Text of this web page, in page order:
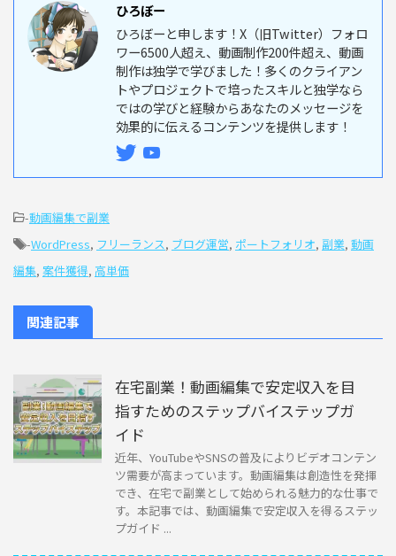
ひろぼー
ひろぼーと申します！X（旧Twitter）フォロ
ワー6500人超え、動画制作200件超え、動画
制作は独学で学びました！多くのクライアン
トやプロジェクトで培ったスキルと独学なら
ではの学びと経験からあなたのメッセージを
効果的に伝えるコンテンツを提供します！
-動画編集で副業
-WordPress, フリーランス, ブログ運営, ポートフォリオ, 副業, 動画
編集, 案件獲得, 高単価
関連記事
在宅副業！動画編集で安定収入を目
指すためのステップバイステップガ
イド
近年、YouTubeやSNSの普及によりビデオコンテン
ツ需要が高まっています。動画編集は創造性を発揮
でき、在宅で副業として始められる魅力的な仕事で
す。本記事では、動画編集で安定収入を得るステッ
プガイド ...